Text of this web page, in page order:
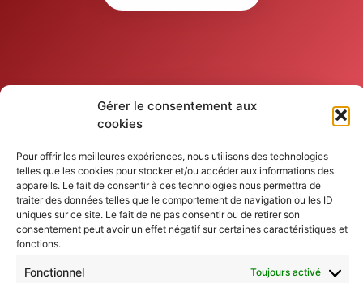
Gérer le consentement aux
cookies
Pour offrir les meilleures expériences, nous utilisons des technologies
telles que les cookies pour stocker et/ou accéder aux informations des
appareils. Le fait de consentir à ces technologies nous permettra de
traiter des données telles que le comportement de navigation ou les ID
uniques sur ce site. Le fait de ne pas consentir ou de retirer son
consentement peut avoir un effet négatif sur certaines caractéristiques et
fonctions.
Fonctionnel Toujours activé